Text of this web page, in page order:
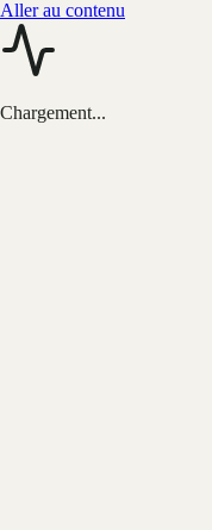
Aller au contenu
Chargement...